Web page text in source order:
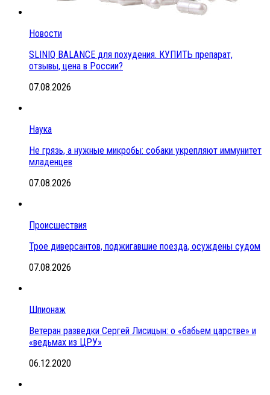
Новости
SLINIQ BALANCE для похудения. КУПИТЬ препарат,
отзывы, цена в России?
07.08.2026
Наука
Не грязь, а нужные микробы: собаки укрепляют иммунитет
младенцев
07.08.2026
Происшествия
Трое диверсантов, поджигавшие поезда, осуждены судом
07.08.2026
Шпионаж
Ветеран разведки Сергей Лисицын: о «бабьем царстве» и
«ведьмах из ЦРУ»
06.12.2020